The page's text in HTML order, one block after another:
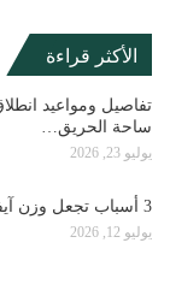
الأكثر قراءة
تفاصيل ومواعيد
ساحة الحريق…
يوليو 23, 2026
3 أسباب تجعل وزن آيفون 18 برو ماكس ميزة لا عيبًا
يوليو 12, 2026